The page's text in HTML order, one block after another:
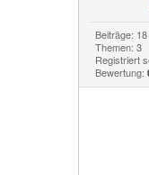
Beiträge: 18
Themen: 3
Registriert
Bewertung: